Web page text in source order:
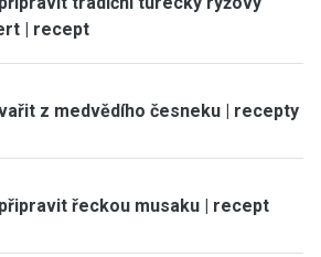
| recept
z medvědího česneku | recepty
řeckou musaku | recept